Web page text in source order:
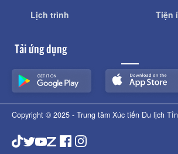
Lịch trình
Tiện
Tải ứng dụng
Copyright © 2025 - Trung tâm Xúc tiến Du lịch